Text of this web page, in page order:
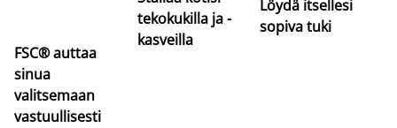
FSC® auttaa
sinua
valitsemaan
vastuullisesti
tekokukilla ja -
kasveilla
Löydä itsellesi
sopiva tuki